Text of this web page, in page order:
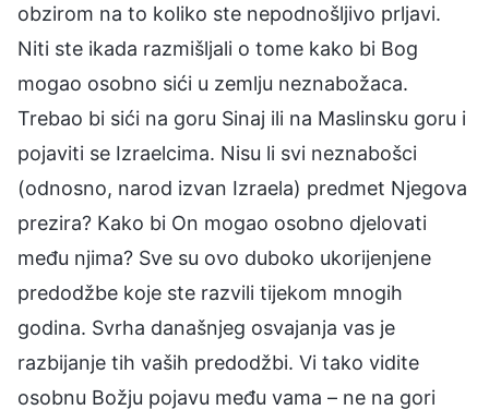
obzirom na to koliko ste nepodnošljivo prljavi.
Niti ste ikada razmišljali o tome kako bi Bog
mogao osobno sići u zemlju neznabožaca.
Trebao bi sići na goru Sinaj ili na Maslinsku goru i
pojaviti se Izraelcima. Nisu li svi neznabošci
(odnosno, narod izvan Izraela) predmet Njegova
prezira? Kako bi On mogao osobno djelovati
među njima? Sve su ovo duboko ukorijenjene
predodžbe koje ste razvili tijekom mnogih
godina. Svrha današnjeg osvajanja vas je
razbijanje tih vaših predodžbi. Vi tako vidite
osobnu Božju pojavu među vama – ne na gori